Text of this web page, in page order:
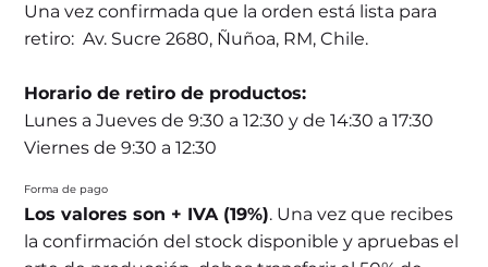
Una vez confirmada que la orden está lista para
retiro: Av. Sucre 2680, Ñuñoa, RM, Chile.
Horario de retiro de productos:
Lunes a Jueves de 9:30 a 12:30 y de 14:30 a 17:30
Viernes de 9:30 a 12:30
Forma de pago
Los valores son + IVA (19%). Una vez que recibes
la confirmación del stock disponible y apruebas el